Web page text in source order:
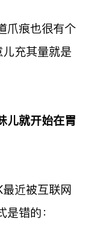
爪痕也很有个
充其量就是
儿就开始在胃
近被互联网
错的：